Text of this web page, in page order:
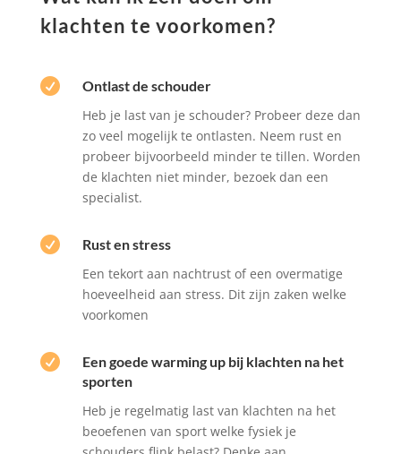
klachten te voorkomen?

Ontlast de schouder
Heb je last van je schouder? Probeer deze dan
zo veel mogelijk te ontlasten. Neem rust en
probeer bijvoorbeeld minder te tillen. Worden
de klachten niet minder, bezoek dan een
specialist.

Rust en stress
Een tekort aan nachtrust of een overmatige
hoeveelheid aan stress. Dit zijn zaken welke
voorkomen

Een goede warming up bij klachten na het
sporten
Heb je regelmatig last van klachten na het
beoefenen van sport welke fysiek je